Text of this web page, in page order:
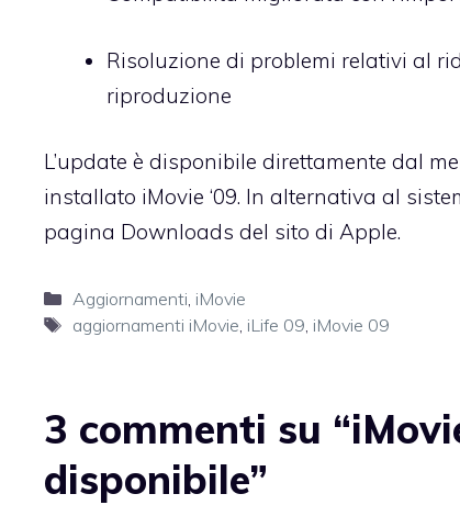
Risoluzione di problemi relativi al
riproduzione
L’update è disponibile direttamente dal
installato iMovie ‘09. In alternativa al
pagina Downloads del sito di Apple.
Categorie
Aggiornamenti iMovie
Tag
aggiornamenti iMovie iLife 09 iMovie 09
3 commenti su
disponibile”